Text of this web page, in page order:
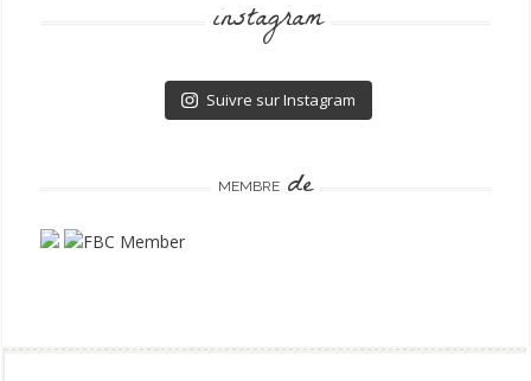
instagram
Suivre sur Instagram
MEMBRE de